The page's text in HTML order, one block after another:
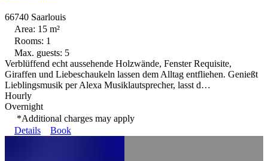
66740 Saarlouis
Area: 15 m²
Rooms: 1
Max. guests: 5
Verblüffend echt aussehende Holzwände, Fenster Requisite,
Giraffen und Liebeschaukeln lassen dem Alltag entfliehen. Genießt
Lieblingsmusik per Alexa Musiklautsprecher, lasst d…
Hourly
Overnight
*Additional charges may apply
Details
Book